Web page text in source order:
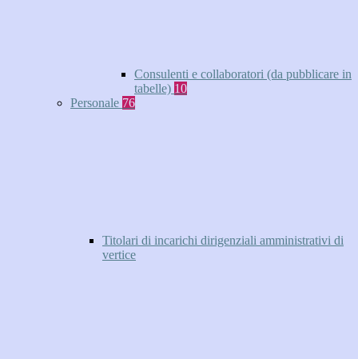
Consulenti e collaboratori (da pubblicare in
tabelle) 10
Personale 76
Titolari di incarichi dirigenziali amministrativi di
vertice